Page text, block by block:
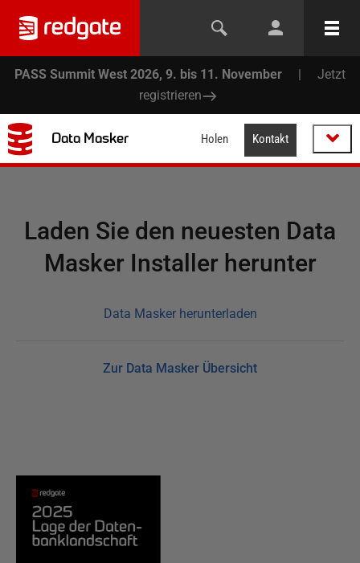
PASS Summit West 2026, 9. bis 11. November |
Jetzt
registrieren
Data Masker Holen Kontakt
Laden Sie den neuesten Data
Masker Installer herunter
Data Masker herunterladen
Zur Data Masker Übersicht